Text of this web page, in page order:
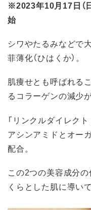
※2023年10月17日（
始
シワやたるみなどで
菲薄化（ひはくか）。
肌痩せとも呼ばれる
るコラーゲンの減少
「リンクルダイレク
アシンアミドとオー
配合。
この2つの美容成分
くらとした肌に導い